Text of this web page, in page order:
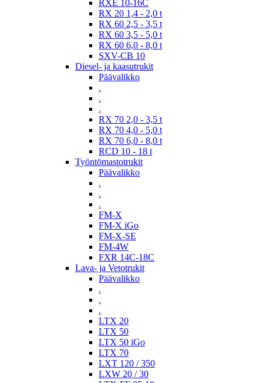
RXE 10-16C
RX 20 1,4 - 2,0 t
RX 60 2,5 - 3,5 t
RX 60 3,5 - 5,0 t
RX 60 6,0 - 8,0 t
SXV-CB 10
Diesel- ja kaasutrukit
Päävalikko
.
.
.
RX 70 2,0 - 3,5 t
RX 70 4,0 - 5,0 t
RX 70 6,0 - 8,0 t
RCD 10 - 18 t
Työntömastotrukit
Päävalikko
.
.
.
FM-X
FM-X iGo
FM-X-SE
FM-4W
FXR 14C-18C
Lava- ja Vetotrukit
Päävalikko
.
.
.
LTX 20
LTX 50
LTX 50 iGo
LTX 70
LXT 120 / 350
LXW 20 / 30